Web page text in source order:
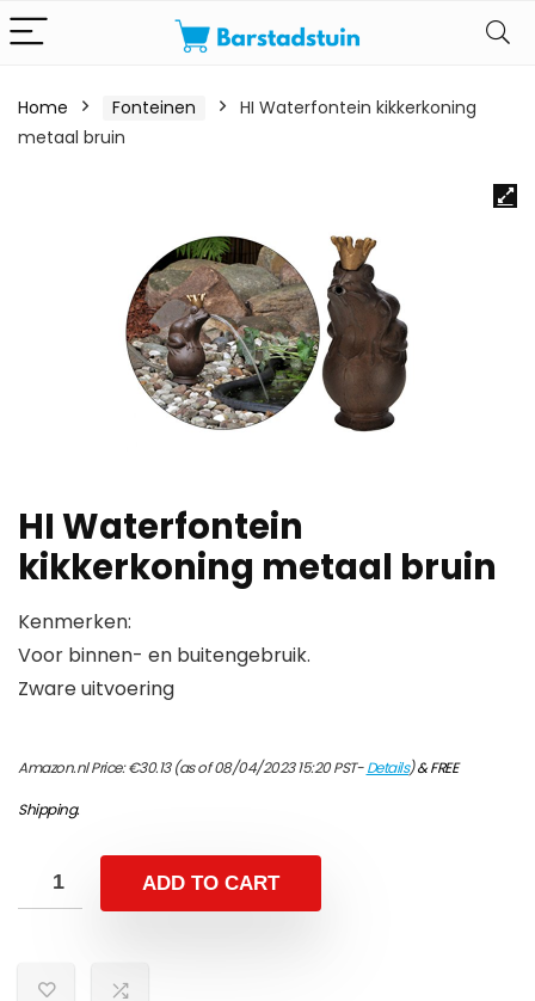
Home Fonteinen
HI Waterfontein kikkerkoning
metaal bruin
HI Waterfontein
kikkerkoning metaal bruin
Kenmerken:
Voor binnen- en buitengebruik.
Zware uitvoering
Amazon.nl Price:€30.13(as of 08/04/2023 15:20 PST-Details)&FREE
Shipping.
ADD TO CART